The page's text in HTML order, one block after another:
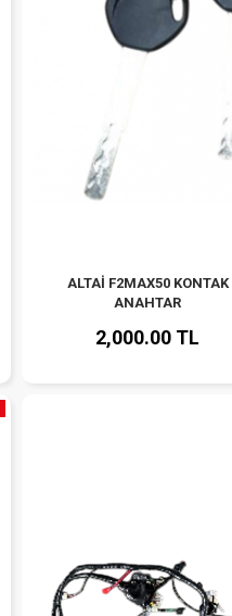
ALTAİ F2MAX50 KONTAK
ANAHTAR
2,000.00 TL